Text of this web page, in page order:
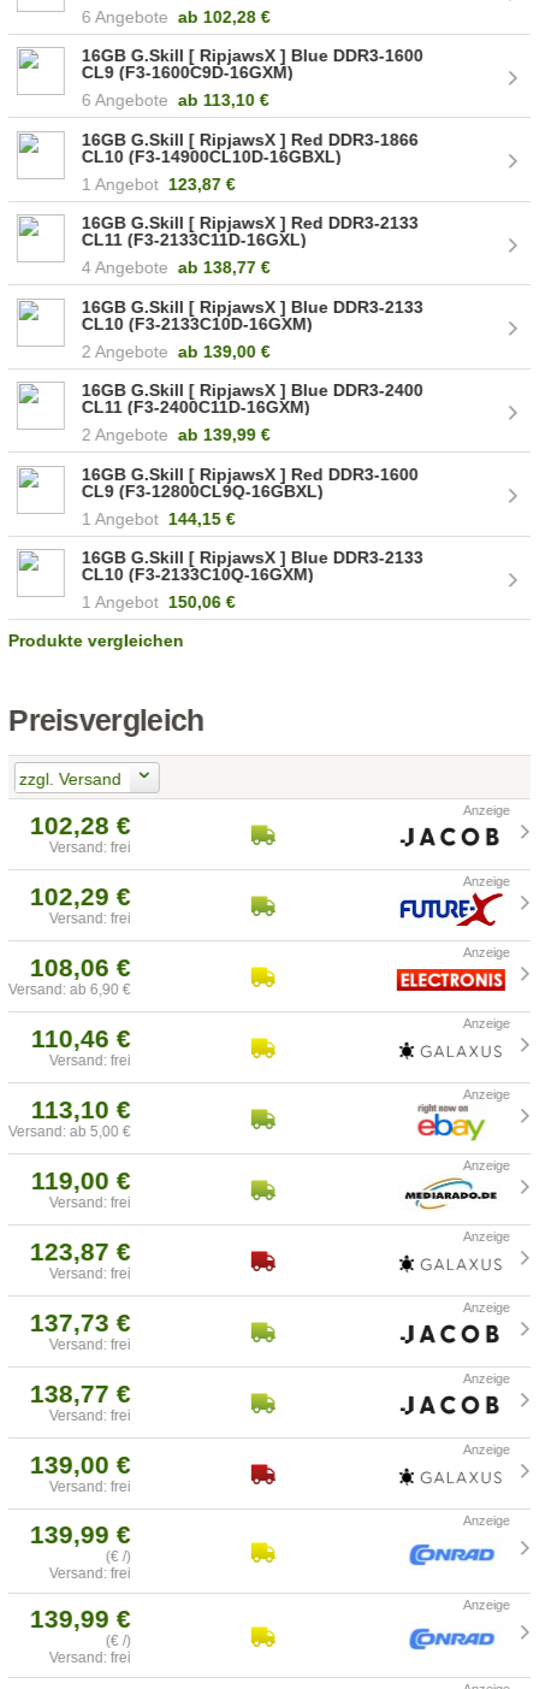
6 Angebote ab 102,28 €
16GB G.Skill [ RipjawsX ] Blue DDR3-1600
CL9 (F3-1600C9D-16GXM)
6 Angebote ab 113,10 €
16GB G.Skill [ RipjawsX ] Red DDR3-1866
CL10 (F3-14900CL10D-16GBXL)
1 Angebot 123,87 €
16GB G.Skill [ RipjawsX ] Red DDR3-2133
CL11 (F3-2133C11D-16GXL)
4 Angebote ab 138,77 €
16GB G.Skill [ RipjawsX ] Blue DDR3-2133
CL10 (F3-2133C10D-16GXM)
2 Angebote ab 139,00 €
16GB G.Skill [ RipjawsX ] Blue DDR3-2400
CL11 (F3-2400C11D-16GXM)
2 Angebote ab 139,99 €
16GB G.Skill [ RipjawsX ] Red DDR3-1600
CL9 (F3-12800CL9Q-16GBXL)
1 Angebot 144,15 €
16GB G.Skill [ RipjawsX ] Blue DDR3-2133
CL10 (F3-2133C10Q-16GXM)
1 Angebot 150,06 €
Produkte vergleichen
Preisvergleich
zzgl. Versand
102,28 €
Versand: frei
102,29 €
Versand: frei
108,06 €
Versand: ab 6,90 €
110,46 €
Versand: frei
113,10 €
Versand: ab 5,00 €
119,00 €
Versand: frei
123,87 €
Versand: frei
137,73 €
Versand: frei
138,77 €
Versand: frei
139,00 €
Versand: frei
139,99 €
(€ /)
Versand: frei
139,99 €
(€ /)
Versand: frei